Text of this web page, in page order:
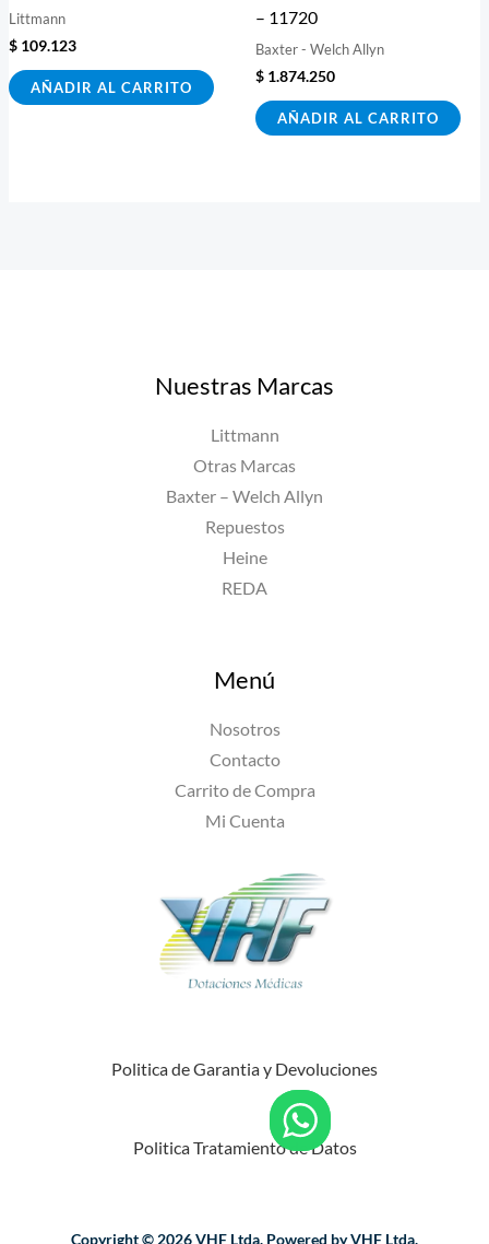
Littmann
$ 109.123
AÑADIR AL CARRITO
– 11720
Baxter - Welch Allyn
$ 1.874.250
AÑADIR AL CARRITO
Nuestras Marcas
Littmann
Otras Marcas
Baxter – Welch Allyn
Repuestos
Heine
REDA
Menú
Nosotros
Contacto
Carrito de Compra
Mi Cuenta
Politica de Garantia y Devoluciones
Politica Tratamiento de Datos
Copyright © 2026 VHF Ltda. Powered by VHF Ltda.